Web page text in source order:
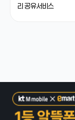
리 공유서비스